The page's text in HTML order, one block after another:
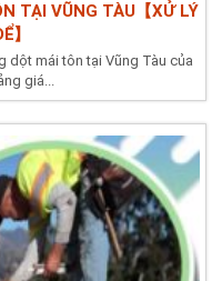
TẠI VŨNG TÀU【XỬ LÝ
】
dột mái tôn tại Vũng Tàu của
giá...